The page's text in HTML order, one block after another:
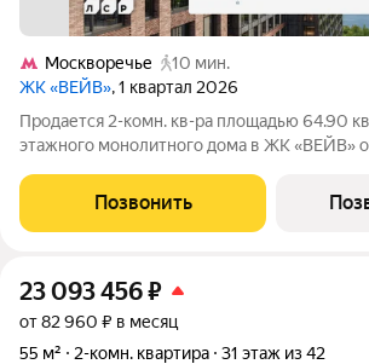
Москворечье
10 мин.
ЖК «ВЕЙВ», 1 квартал 2026
Продается 2-комн. кв-ра площадью 64.90
этажного монолитного дома в ЖК «ВЕЙВ»
набережная со смотровой площадкой,
велодорожками, детскими и спортивными. В
Позвонить
23 093 456₽
от 82 960 ₽ в месяц
55 м²
2-комн. квартира 31 этаж из 42